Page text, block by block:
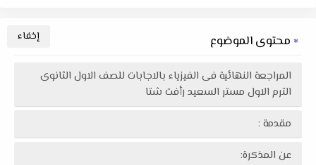
محتوى الموضوع
المراجعة النهائية فى الفيزياء بالاجابات للصف الاول الثانوى
الترم الاول مستر السعيد رأفت شتا
مقدمة :
عن المذكرة: